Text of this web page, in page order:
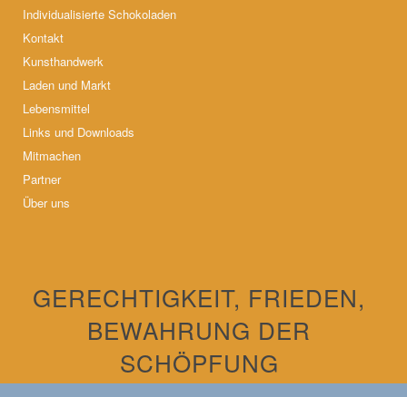
Individualisierte Schokoladen
Kontakt
Kunsthandwerk
Laden und Markt
Lebensmittel
Links und Downloads
Mitmachen
Partner
Über uns
GERECHTIGKEIT, FRIEDEN,
BEWAHRUNG DER
SCHÖPFUNG